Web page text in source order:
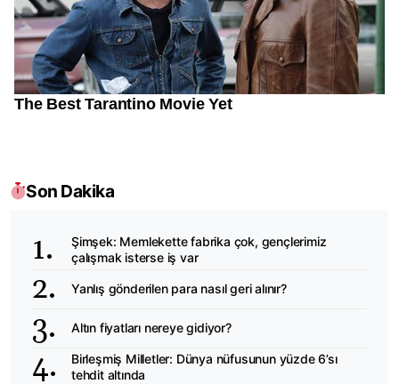
Son Dakika
Şimşek: Memlekette fabrika çok, gençlerimiz
çalışmak isterse iş var
Yanlış gönderilen para nasıl geri alınır?
Altın fiyatları nereye gidiyor?
Birleşmiş Milletler: Dünya nüfusunun yüzde 6’sı
tehdit altında